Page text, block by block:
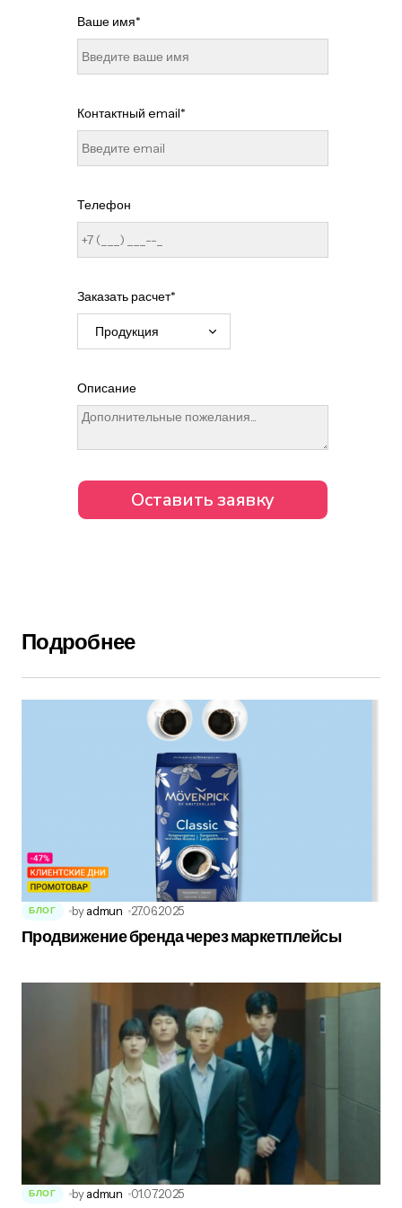
Ваше имя*
Контактный email*
Телефон
Заказать расчет*
Описание
Подробнее
БЛОГ by admun 27.06.2025
Продвижение бренда через маркетплейсы
БЛОГ by admun 01.07.2025